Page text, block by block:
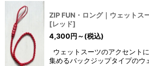
ZIP FUN・ロング｜ウェットス
[レッド]
4,300円 ～(税込)
ウェットスーツのアクセント
集めるバックジップタイプのウ